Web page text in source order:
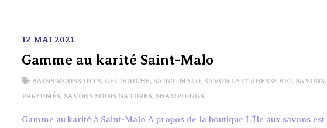
12 MAI 2021
Gamme au karité Saint-Malo
BAINS MOUSSANTS, GEL DOUCHE, SAINT-MALO, SAVON LAIT ANESSE BIO, SAVONS,
PARFUMÉS, SAVONS SOINS NATURES, SHAMPOINGS
Gamme au karité à Saint-Malo A propos de la boutique L’Île aux savons